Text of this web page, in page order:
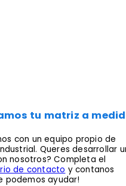
tu matriz a
con un equipo propio de
Queres desarrollar
nosotros? Completa el
de contacto y contanos
podemos ayudar!